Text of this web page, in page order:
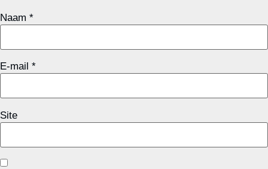
Naam *
E-mail *
Site